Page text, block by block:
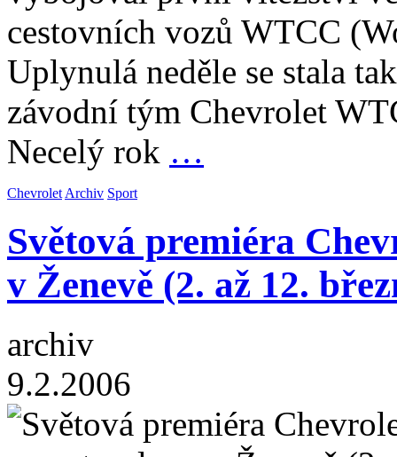
cestovních vozů WTCC
Uplynulá neděle se stala
závodní tým Chevrolet
Necelý rok …
Chevrolet Archiv Sport
Světová premiéra
v Ženevě (2. až 12.
archiv
9.2.2006